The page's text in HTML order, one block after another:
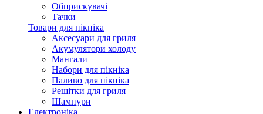
Обприскувачі
Тачки
Товари для пікніка
Аксесуари для гриля
Акумулятори холоду
Мангали
Набори для пікніка
Паливо для пікніка
Решітки для гриля
Шампури
Електроніка